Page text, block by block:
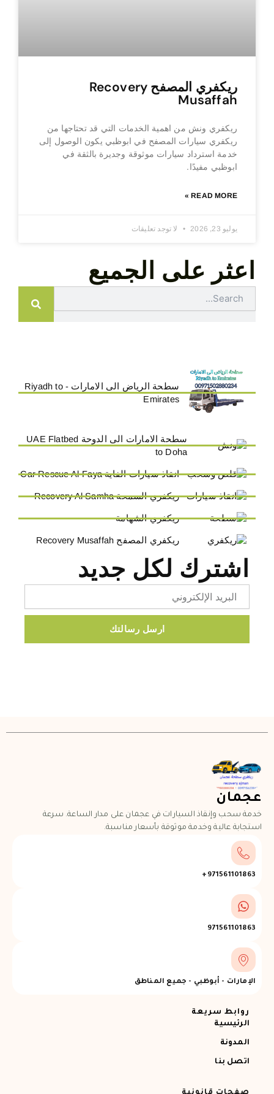
ريكفري المصفح Recovery
Musaffah
ريكفري ونش من اهمية الخدمات التي قد تحتاجها من
ريكفري سيارات المصفح في ابوظبي يكون الوصول إلى
خدمة استرداد سيارات موثوقة وجديرة بالثقة في
ابوظبي مفيدًا.
READ MORE »
يوليو 23, 2026 لا توجد تعليقات
اعثر على الجميع
سطحة الرياض الى الامارات - Riyadh to
Emirates
سطحة الامارات الى الدوحة UAE Flatbed
to Doha
انقاذ سيارات الفاية Car Rescue Al-Faya
ريكفري السمحة Recovery Al Samha
ريكفري الشهامة
ريكفري المصفح Recovery Musaffah
اشترك لكل جديد
ارسل رسالتك
عجمان
خدمة سحب وإنقاذ السيارات في عجمان على مدار الساعة. سرعة
استجابة عالية وخدمة موثوقة بأسعار مناسبة.
971561101863+
971561101863
الإمارات - أبوظبي - جميع المناطق
روابط سريعة
الرئيسية
المدونة
اتصل بنا